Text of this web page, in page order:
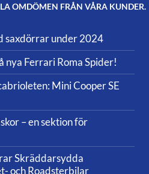
OMDÖMEN FRÅN VÅRA KUNDER.
saxdörrar under 2024
nya Ferrari Roma Spider!
Mini Cooper SE
– en sektion för
Skräddarsydda
och Roadsterbilar